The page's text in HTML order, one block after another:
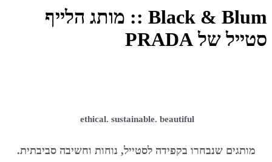
Black & Blum :: מותג הלייף
סטייל של PRADA
ethical. sustainable. beautiful
מותגים שנבחרו בקפידה לסטייל, נוחות וחשיבה סביבתית.